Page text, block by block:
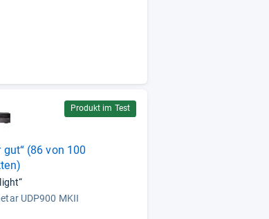
Produkt im Test
gut“ (86 von 100
UDP900 MKII